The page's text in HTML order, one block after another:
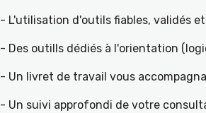
- L'utilisation d'outils fiables, validés
- Des outills dédiés à l'orientation
- Un livret de travail vous
- Un suivi approfondi de votre